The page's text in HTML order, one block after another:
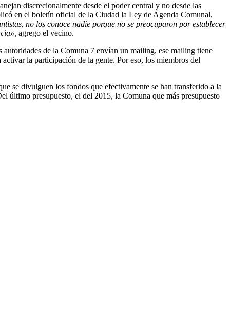
discrecionalmente desde el poder central y no desde las
en el boletín oficial de la Ciudad la Ley de Agenda Comunal,
no los conoce nadie porque no se preocuparon por establecer
agrego el vecino.
de la Comuna 7 envían un mailing, ese mailing tiene
la participación de la gente. Por eso, los miembros del
se divulguen los fondos que efectivamente se han transferido a la
último presupuesto, el del 2015, la Comuna que más presupuesto